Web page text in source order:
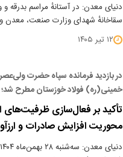
دنیای معدن: در آستانهٔ مراسم بدرقه و
سقاخانهٔ شهدای وزارت صنعت، معدن
۱۲ تیر ۱۴۰۵
در بازدید فرمانده سپاه حضرت
خمینی(ره) فولاد خوزستان مطرح شد؛
تأکید بر فعال‌سازی ظرفیت‌های
محوریت افزایش صادرات و